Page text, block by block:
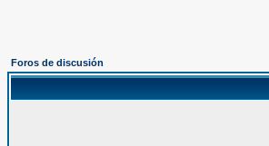
Foros de discusión